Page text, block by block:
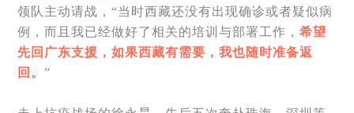
领队主动请战，“当时西藏还没有出现确诊或者疑似病
例，而且我已经做好了相关的培训与部署工作，希望
先回广东支援，如果西藏有需要，我也随时准备返
回。”